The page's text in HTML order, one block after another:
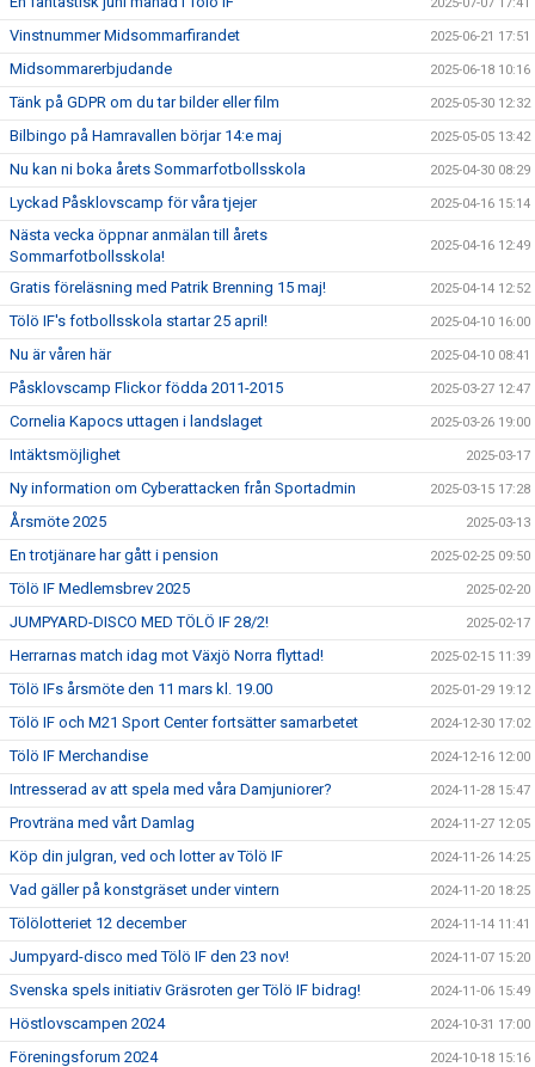
Vinstnummer Midsommarfirandet 2025-06-21 17:51
Midsommarerbjudande 2025-06-18 10:16
Tänk på GDPR om du tar bilder eller film 2025-05-30 12:32
Bilbingo på Hamravallen börjar 14:e maj 2025-05-05 13:42
Nu kan ni boka årets Sommarfotbollsskola 2025-04-30 08:29
Lyckad Påsklovscamp för våra tjejer 2025-04-16 15:14
Nästa vecka öppnar anmälan till årets
Sommarfotbollsskola!
2025-04-16 12:49
Gratis föreläsning med Patrik Brenning 15 maj! 2025-04-14 12:52
Tölö IF's fotbollsskola startar 25 april! 2025-04-10 16:00
Nu är våren här 2025-04-10 08:41
Påsklovscamp Flickor födda 2011-2015 2025-03-27 12:47
Cornelia Kapocs uttagen i landslaget 2025-03-26 19:00
Intäktsmöjlighet 2025-03-17
Ny information om Cyberattacken från Sportadmin 2025-03-15 17:28
Årsmöte 2025 2025-03-13
En trotjänare har gått i pension 2025-02-25 09:50
Tölö IF Medlemsbrev 2025 2025-02-20
JUMPYARD-DISCO MED TÖLÖ IF 28/2! 2025-02-17
Herrarnas match idag mot Växjö Norra flyttad! 2025-02-15 11:39
Tölö IFs årsmöte den 11 mars kl. 19.00 2025-01-29 19:12
Tölö IF och M21 Sport Center fortsätter samarbetet 2024-12-30 17:02
Tölö IF Merchandise 2024-12-16 12:00
Intresserad av att spela med våra Damjuniorer? 2024-11-28 15:47
Provträna med vårt Damlag 2024-11-27 12:05
Köp din julgran, ved och lotter av Tölö IF 2024-11-26 14:25
Vad gäller på konstgräset under vintern 2024-11-20 18:25
Tölölotteriet 12 december 2024-11-14 11:41
Jumpyard-disco med Tölö IF den 23 nov! 2024-11-07 15:20
Svenska spels initiativ Gräsroten ger Tölö IF bidrag! 2024-11-06 15:49
Höstlovscampen 2024 2024-10-31 17:00
Föreningsforum 2024 2024-10-18 15:16